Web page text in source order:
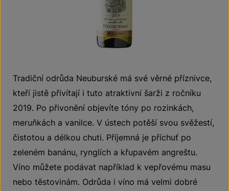
Tradiční odrůda Neuburské má své věrné příznivce,
kteří jistě přivítají i tuto atraktivní šarži z ročníku
2019. Po přivonění objevíte tóny po rozinkách,
meruňkách a vanilce. V ústech potěší svou svěžestí,
čistotou a délkou chuti. Příjemná je příchuť po
zeleném banánu, rynglích a křupavém angreštu.
Víno můžete podávat například k vepřovému masu
nebo těstovinám. Odrůda i víno má velmi dobré